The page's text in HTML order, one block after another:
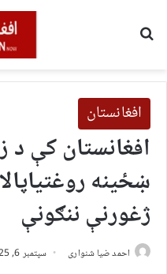
افغانستان
افغانستان کې د
ښځینه
ژغورنې ننګونې
احمد ضیا شنواری سپتمبر 6, 2025